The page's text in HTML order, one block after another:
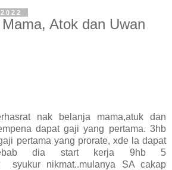
Atok dan Uwan
nak belanja mama,atuk dan
dapat gaji yang pertama. 3hb
pertama yang prorate, xde la dapat
dia start kerja 9hb 5
syukur nikmat..mulanya SA cakap